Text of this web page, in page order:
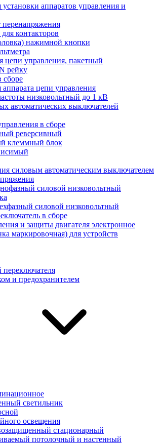
аппаратов управления и
контакторов
нажимной кнопки
цепи управления, пакетный
рейку
цепи управления
низковольтный до 1 кВ
автоматических выключателей
в сборе
реверсивный
клеммный блок
силовым автоматическим выключателем
силовой низковольтный
силовой низковольтный
в сборе
и защиты двигателя электронное
маркировочная) для устройств
и предохранителем
светильник
освещения
стационарный
потолочный и настенный